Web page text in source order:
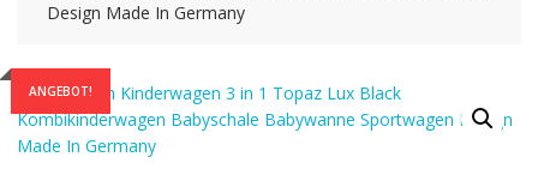
Design Made In Germany
ANGEBOT!